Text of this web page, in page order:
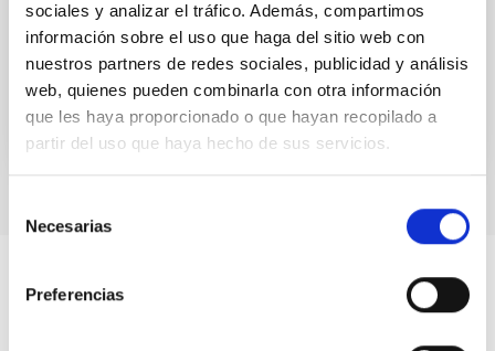
sociales y analizar el tráfico. Además, compartimos
información sobre el uso que haga del sitio web con
nuestros partners de redes sociales, publicidad y análisis
web, quienes pueden combinarla con otra información
que les haya proporcionado o que hayan recopilado a
partir del uso que haya hecho de sus servicios.
Necesarias
Preferencias
flattening, c/a, where c and a are, respectively, the
vertical...